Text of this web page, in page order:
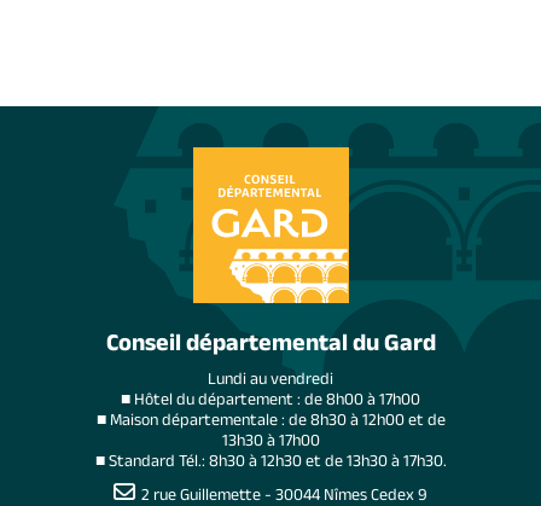
Conseil départemental du Gard
Lundi au vendredi
■ Hôtel du département : de 8h00 à 17h00
■ Maison départementale : de 8h30 à 12h00 et de
13h30 à 17h00
■ Standard Tél.: 8h30 à 12h30 et de 13h30 à 17h30.
2 rue Guillemette - 30044 Nîmes Cedex 9